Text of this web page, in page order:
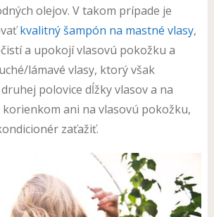
olejov. V takom prípade je
kvalitný šampón na mastné vlasy,
a upokojí vlasovú pokožku a
lámavé vlasy, ktorý však
polovice dĺžky vlasov a na
ani na vlasovú pokožku,
zaťažiť.